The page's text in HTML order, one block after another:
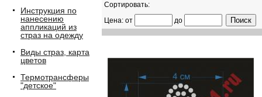
Инструкция по
нанесению
аппликаций из
страз на одежду
Виды страз, карта
цветов
Термотрансферы
"детское"
Сортировать:
Цена: от
до